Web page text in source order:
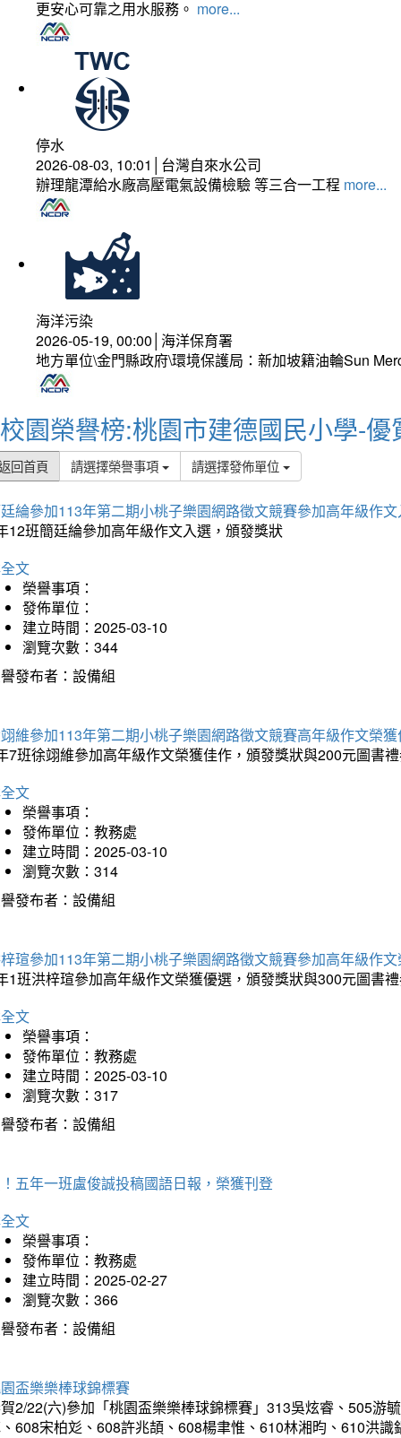
更安心可靠之用水服務。 more...
停水
2026-08-03, 10:01│台灣自來水公司
辦理龍潭給水廠高壓電氣設備檢驗 等三合一工程 more...
海洋污染
2026-05-19, 00:00│海洋保育署
地方單位\金門縣政府\環境保護局：新加坡籍油輪Sun
校園榮譽榜:桃園市建德國民小學-優
回首頁 請選擇榮譽事項 請選擇發佈單位
綸參加113年第二期小桃子樂園網路徵文競賽參加高年級作
12班簡廷綸參加高年級作文入選，頒發獎狀
文
榮譽事項：
發佈單位：
建立時間：2025-03-10
瀏覽次數：344
發布者：設備組
維參加113年第二期小桃子樂園網路徵文競賽高年級作文榮
7班徐翊維參加高年級作文榮獲佳作，頒發獎狀與200元圖書
文
榮譽事項：
發佈單位：教務處
建立時間：2025-03-10
瀏覽次數：314
發布者：設備組
瑄參加113年第二期小桃子樂園網路徵文競賽參加高年級作
1班洪梓瑄參加高年級作文榮獲優選，頒發獎狀與300元圖書
文
榮譽事項：
發佈單位：教務處
建立時間：2025-03-10
瀏覽次數：317
發布者：設備組
五年一班盧俊誠投稿國語日報，榮獲刊登
文
榮譽事項：
發佈單位：教務處
建立時間：2025-02-27
瀏覽次數：366
發布者：設備組
盃樂樂棒球錦標賽
2/22(六)參加「桃園盃樂樂棒球錦標賽」313吳炫睿、505游
608宋柏彣、608許兆頡、608楊聿惟、610林湘昀、610洪